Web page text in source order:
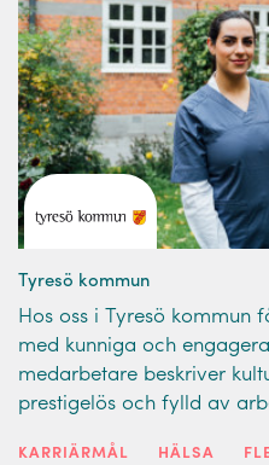
Tyresö kommun
Hos oss i Tyresö kommun
med kunniga och
medarbetare beskriver
prestigelös och fylld av
KARRIÄRMÅL HÄLSA